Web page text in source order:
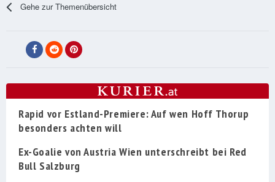
Gehe zur Themenübersicht
Rapid vor Estland-Premiere: Auf wen Hoff Thorup
besonders achten will
Ex-Goalie von Austria Wien unterschreibt bei Red
Bull Salzburg